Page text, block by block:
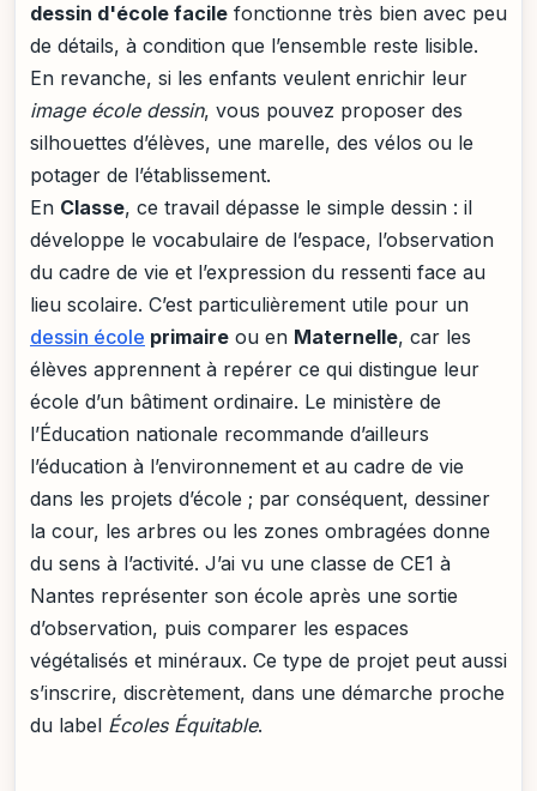
dessin d'école facile fonctionne très bien avec peu
de détails, à condition que l’ensemble reste lisible.
En revanche, si les enfants veulent enrichir leur
image école dessin, vous pouvez proposer des
silhouettes d’élèves, une marelle, des vélos ou le
potager de l’établissement.
En Classe, ce travail dépasse le simple dessin : il
développe le vocabulaire de l’espace, l’observation
du cadre de vie et l’expression du ressenti face au
lieu scolaire. C’est particulièrement utile pour un
dessin école primaire ou en Maternelle, car les
élèves apprennent à repérer ce qui distingue leur
école d’un bâtiment ordinaire. Le ministère de
l’Éducation nationale recommande d’ailleurs
l’éducation à l’environnement et au cadre de vie
dans les projets d’école ; par conséquent, dessiner
la cour, les arbres ou les zones ombragées donne
du sens à l’activité. J’ai vu une classe de CE1 à
Nantes représenter son école après une sortie
d’observation, puis comparer les espaces
végétalisés et minéraux. Ce type de projet peut aussi
s’inscrire, discrètement, dans une démarche proche
du label Écoles Équitable.